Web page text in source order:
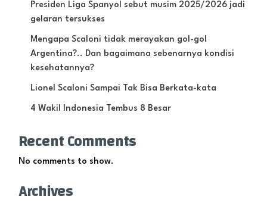
Presiden Liga Spanyol sebut musim 2025/2026 jadi
gelaran tersukses
Mengapa Scaloni tidak merayakan gol-gol
Argentina?.. Dan bagaimana sebenarnya kondisi
kesehatannya?
Lionel Scaloni Sampai Tak Bisa Berkata-kata
4 Wakil Indonesia Tembus 8 Besar
Recent Comments
No comments to show.
Archives